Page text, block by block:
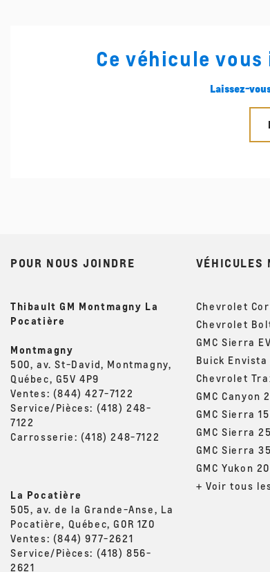
Ce véhicule vous
Laissez-
POUR NOUS JOINDRE
Thibault GM Montmagny La
Pocatière
Montmagny
500, av. St-David, Montmagny,
Québec, G5V 4P9
Ventes: (844) 427-7122
Service/Pièces: (418) 248-
7122
Carrosserie: (418) 248-7122
La Pocatière
505, av. de la Grande-Anse, La
Pocatière, Québec, G0R 1Z0
Ventes: (844) 977-2621
Service/Pièces: (418) 856-
2621
VÉHICULES
Chevrolet
Chevrolet
GMC Sierra
Buick Envista
Chevrolet
GMC Canyon
GMC Sierra
GMC Sierra
GMC Sierra
GMC Yukon
+ Voir tous